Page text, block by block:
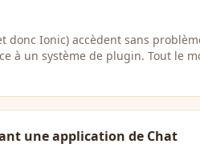
donc Ionic) accèdent sans
à un système de plugin. Tout le
une application de Chat